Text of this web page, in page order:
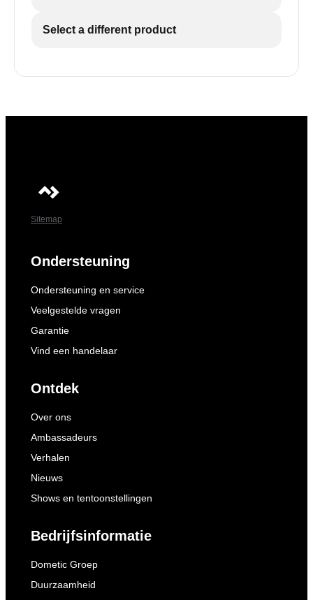
Select a different product
Sitemap
Ondersteuning
Ondersteuning en service
Veelgestelde vragen
Garantie
Vind een handelaar
Ontdek
Over ons
Ambassadeurs
Verhalen
Nieuws
Shows en tentoonstellingen
Bedrijfsinformatie
Dometic Groep
Duurzaamheid